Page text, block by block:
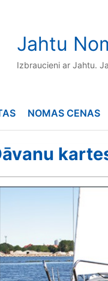
Jahtu
Izbraucieni ar Jahtu.
NOMAS CENAS